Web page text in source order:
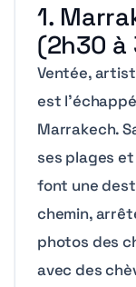
1.
(2h30 à
Ventée,
est
Marrakech.
ses plages
font une
chemin,
photos des
avec des